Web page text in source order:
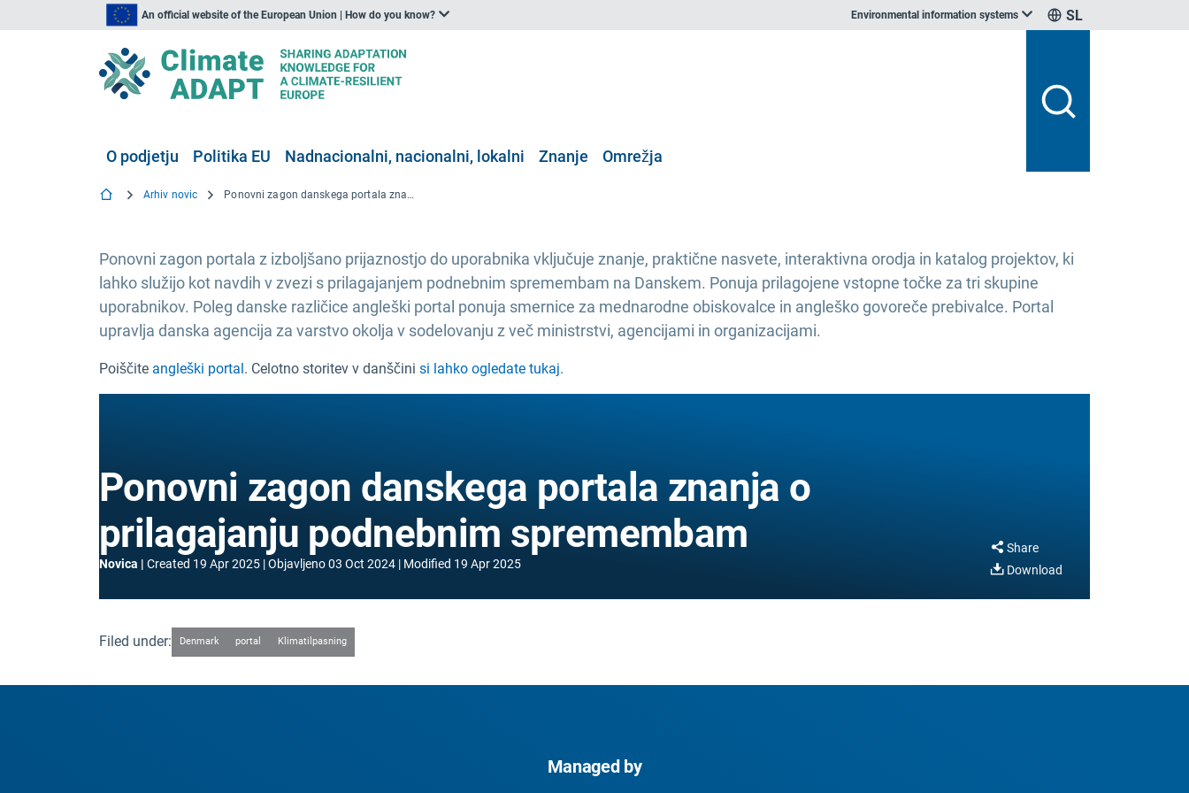
An official website of the European Union | How do you know? Environmental information systems SL
O podjetju Politika EU Nadnacionalni, nacionalni, lokalni Znanje Omrežja
Arhiv novic Ponovni zagon danskega portala znanja o prilagajanju podnebnim spremembam
Ponovni zagon portala z izboljšano prijaznostjo do uporabnika vključuje znanje, praktične nasvete, interaktivna orodja in katalog projektov, ki
lahko služijo kot navdih v zvezi s prilagajanjem podnebnim spremembam na Danskem. Ponuja prilagojene vstopne točke za tri skupine
uporabnikov. Poleg danske različice angleški portal ponuja smernice za mednarodne obiskovalce in angleško govoreče prebivalce. Portal
upravlja danska agencija za varstvo okolja v sodelovanju z več ministrstvi, agencijami in organizacijami.
Poiščite angleški portal. Celotno storitev v danščini si lahko ogledate tukaj.
Ponovni zagon danskega portala znanja o
prilagajanju podnebnim spremembam
Novica Created 19 Apr 2025 Objavljeno03 Oct 2024 Modified 19 Apr 2025
Share
Download
Filed under: Denmark portal Klimatilpasning
Managed by